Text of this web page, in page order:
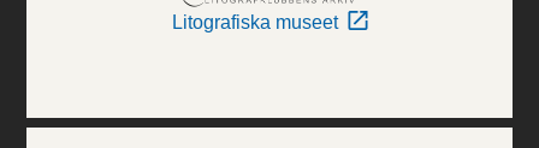
Litografiska museet